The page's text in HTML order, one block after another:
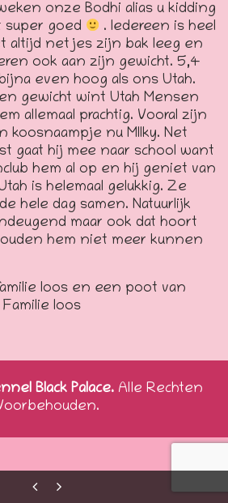
onze Bodhi alias u kidding
super goed
. Iedereen is heel
altijd netjes zijn bak leeg en
ook aan zijn gewicht. 5,4
even hoog als ons Utah.
gewicht wint Utah Mensen
allemaal prachtig. Vooral zijn
koosnaampje nu MIlky. Net
gaat hij mee naar school want
hem al op en hij geniet van
is helemaal gelukkig. Ze
hele dag samen. Natuurlijk
maar ook dat hoort
hem niet meer kunnen
loos en een poot van
Familie loos
Black Palace. Alle Rechten